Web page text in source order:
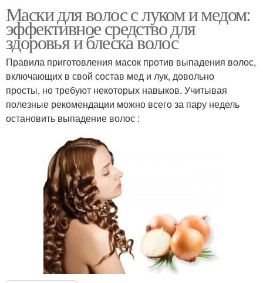
Маски для волос с луком и медом:
эффективное средство для
здоровья и блеска волос
Правила приготовления масок против выпадения волос,
включающих в свой состав мед и лук, довольно
просты, но требуют некоторых навыков. Учитывая
полезные рекомендации можно всего за пару недель
остановить выпадение волос :